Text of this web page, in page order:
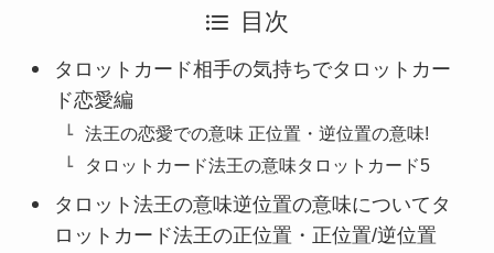
目次
タロットカード相手の気持ちでタロットカー
ド恋愛編
法王の恋愛での意味 正位置・逆位置の意味!
タロットカード法王の意味タロットカード5
タロット法王の意味逆位置の意味についてタ
ロットカード法王の正位置・正位置/逆位置